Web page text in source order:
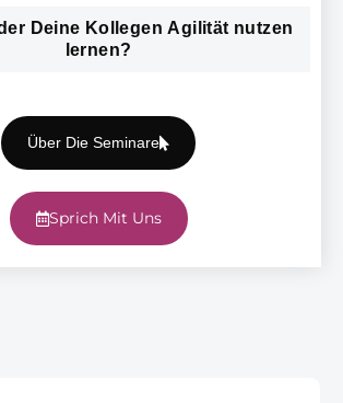
Deine Kollegen Agilität nutzen
lernen?
Über Die Seminare
Sprich Mit Uns